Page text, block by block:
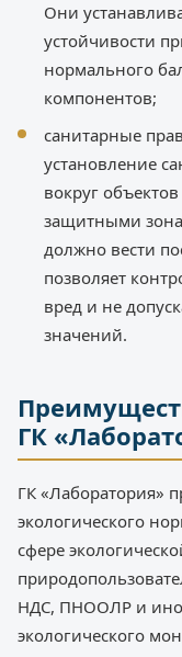
Они
устойчивости
нормального
компонентов;
санитарные
установление
вокруг
защитными
должно вести
позволяет
вред и не
значений.
ГК
ГК «Лаборатория»
экологического
сфере
НДС, ПНООЛР и
экологического